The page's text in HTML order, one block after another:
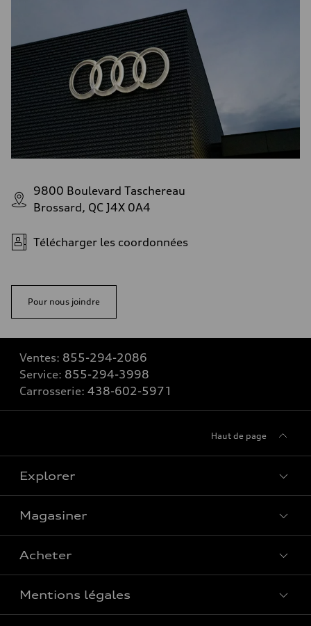
9800 Boulevard Taschereau
Brossard, QC J4X 0A4
Télécharger les coordonnées
Pour nous joindre
Ventes: 855-294-2086
Service: 855-294-3998
Carrosserie: 438-602-5971
Haut de page
Explorer
Magasiner
Acheter
Mentions légales